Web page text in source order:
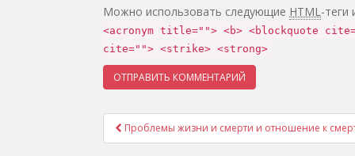
Можно использовать следующие HTML-теги
<acronym title=""> <b> <blockquote
cite=""> <strike> <strong>
Навигация записей
Проблемы жизни и смерти и отношение к